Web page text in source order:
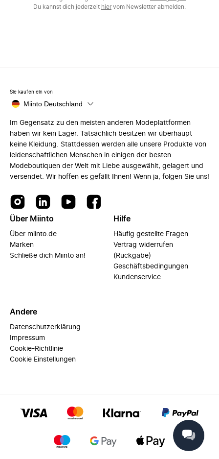
Du kannst dich jederzeit hiervom Newsletter abmelden.
Sie kaufen ein von
Miinto Deutschland
Im Gegensatz zu den meisten anderen Modeplattformen
haben wir kein Lager. Tatsächlich besitzen wir überhaupt
keine Kleidung. Stattdessen werden alle unsere Produkte von
leidenschaftlichen Menschen in einigen der besten
Modeboutiquen der Welt mit Liebe ausgewählt, gelagert und
versendet. Wir hoffen es gefällt Ihnen! Wenn ja, folgen Sie uns!
Über Miinto
Über miinto.de
Marken
Schließe dich Miinto an!
Hilfe
Häufig gestellte Fragen
Vertrag widerrufen
(Rückgabe)
Geschäftsbedingungen
Kundenservice
Andere
Datenschutzerklärung
Impressum
Cookie-Richtlinie
Cookie Einstellungen